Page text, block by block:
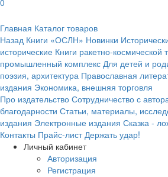
0
Главная Каталог товаров
Назад Книги «ОСЛН» Новинки
исторические Книги ракетно-космической
промышленный комплекс Для детей и
поэзия, архитектура Православная
издания Экономика, внешняя торговля
Про издательство Сотрудничество с
благодарности Статьи, материалы,
издания Электронные издания Сказка -
Контакты Прайс-лист Держать удар!
Личный кабинет
Авторизация
Регистрация